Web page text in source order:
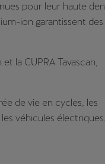
pour leur haute
ion garantissent des
la CUPRA Tavascan,
de vie en cycles, les
véhicules électriques.